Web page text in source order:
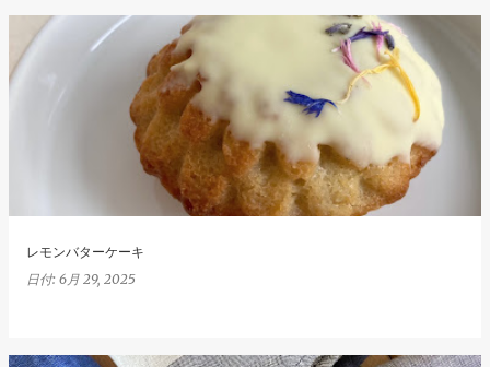
レモンバターケーキ
日付: 6月 29, 2025